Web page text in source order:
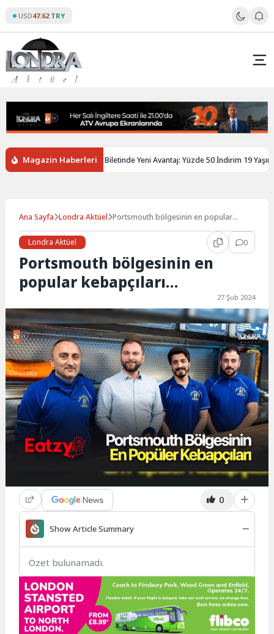
content
USD47.62 TRY
Magazin Haberleri
Gençlere Tren Biletinde Yeni Avantaj: Yüzde 50 İndirim 19 Yaşına
Ana Sayfa Londra Aktüel Portsmouth bölgesinin en popular
Londra Aktüel
0
Portsmouth bölgesinin en
popular kebapçıları…
27 Şub 2024
0
Show Article Summary
Özet bulunamadı.